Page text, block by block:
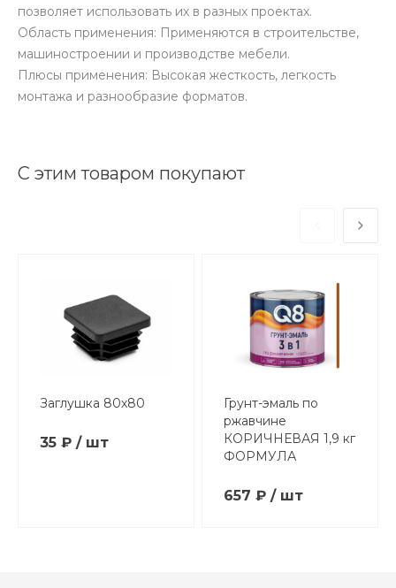
позволяет использовать их в разных проектах.
Область применения: Применяются в строительстве,
машиностроении и производстве мебели.
Плюсы применения: Высокая жесткость, легкость
монтажа и разнообразие форматов.
С этим товаром покупают
Заглушка 80х80
35 ₽ / шт
Грунт-эмаль по
ржавчине
КОРИЧНЕВАЯ 1,9 кг
ФОРМУЛА
657 ₽ / шт